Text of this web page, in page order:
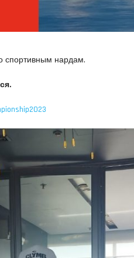
спортивным нардам.